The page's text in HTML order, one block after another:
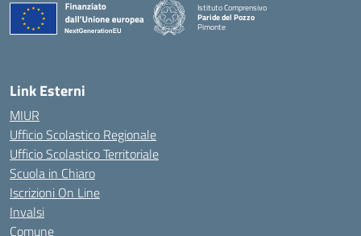
Istituto Comprensivo
Paride del Pozzo
Pimonte
Link Esterni
MIUR
Ufficio Scolastico Regionale
Ufficio Scolastico Territoriale
Scuola in Chiaro
Iscrizioni On Line
Invalsi
Comune